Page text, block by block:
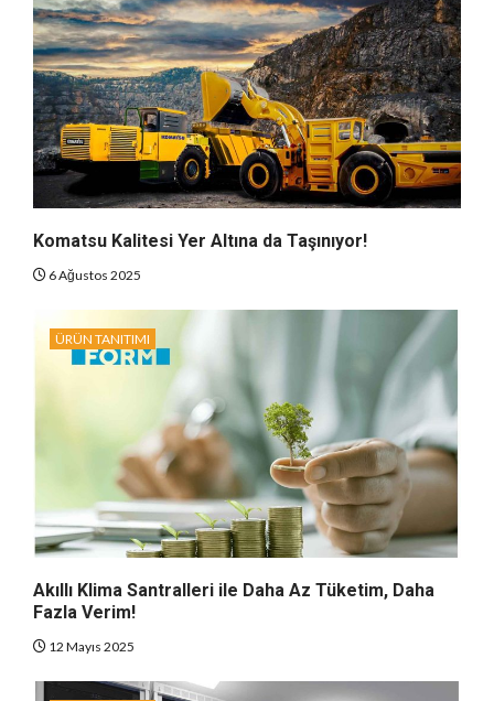
Komatsu Kalitesi Yer Altına da Taşınıyor!
6 Ağustos 2025
ÜRÜN TANITIMI
Akıllı Klima Santralleri ile Daha Az Tüketim, Daha
Fazla Verim!
12 Mayıs 2025